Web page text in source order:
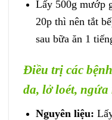
Lấy 500g mướp
20p thì nên tắt
sau bữa ăn 1
Điều trị các
da, lở loét, ngứa
Nguyên liệu: